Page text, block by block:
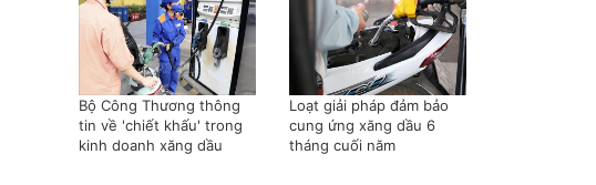
Bộ Công Thương thông
tin về 'chiết khấu' trong
kinh doanh xăng dầu
Loạt giải pháp đảm bảo
cung ứng xăng dầu 6
tháng cuối năm